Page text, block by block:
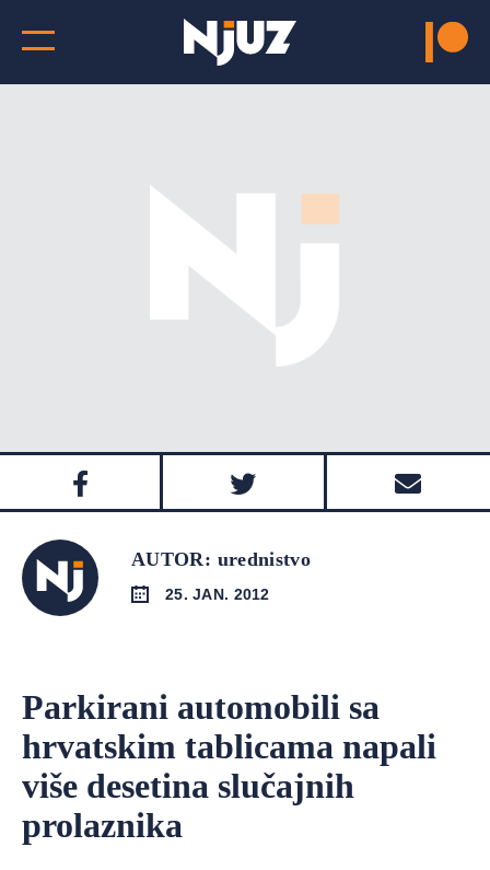
AUTOR: urednistvo
25. JAN. 2012
Parkirani automobili sa
hrvatskim tablicama napali
više desetina slučajnih
prolaznika